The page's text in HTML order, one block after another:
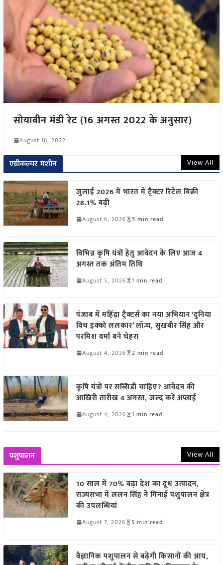
सोयाबीन मंडी रेट (16 अगस्त 2022 के अनुसार)
August 16, 2022
एग्रीकल्चर मशीन View All
जुलाई 2026 में भारत में ट्रैक्टर रिटेल बिक्री
28.1% बढ़ी
August 6, 2026 5 min read
विभिन्न कृषि यंत्रों हेतु आवेदन के लिए आज 4
अगस्त तक अंतिम तिथि
August 5, 2026 1 min read
पंजाब में महिंद्रा ट्रैक्टर्स का नया अभियान ‘दुनिया
विच इक्को ललकार’ लॉन्च, सुखबीर सिंह और
परमिश वर्मा बने चेहरा
August 4, 2026 2 min read
कृषि यंत्रों पर सब्सिडी चाहिए? आवेदन की
आखिरी तारीख 4 अगस्त, जल्द करें अप्लाई
August 4, 2026 1 min read
पशुपालन View All
10 साल में 70% बढ़ा देश का दूध उत्पादन,
राज्यसभा में ललन सिंह ने गिनाईं पशुपालन क्षेत्र
की उपलब्धियां
August 7, 2026 5 min read
वैज्ञानिक पशुपालन से बढ़ेगी किसानों की आय,